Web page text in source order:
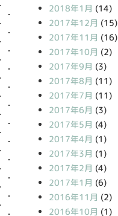
2018年1月 (14)
2017年12月 (15)
2017年11月 (16)
2017年10月 (2)
2017年9月 (3)
2017年8月 (11)
2017年7月 (11)
2017年6月 (3)
2017年5月 (4)
2017年4月 (1)
2017年3月 (1)
2017年2月 (4)
2017年1月 (6)
2016年11月 (2)
2016年10月 (1)